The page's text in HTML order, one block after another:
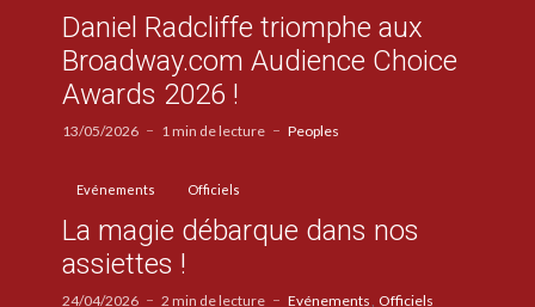
Daniel Radcliffe triomphe aux
Broadway.com Audience Choice
Awards 2026 !
13/05/2026 1 min de lecture Peoples
Evénements Officiels
La magie débarque dans nos
assiettes !
24/04/2026 2 min de lecture Evénements Officiels